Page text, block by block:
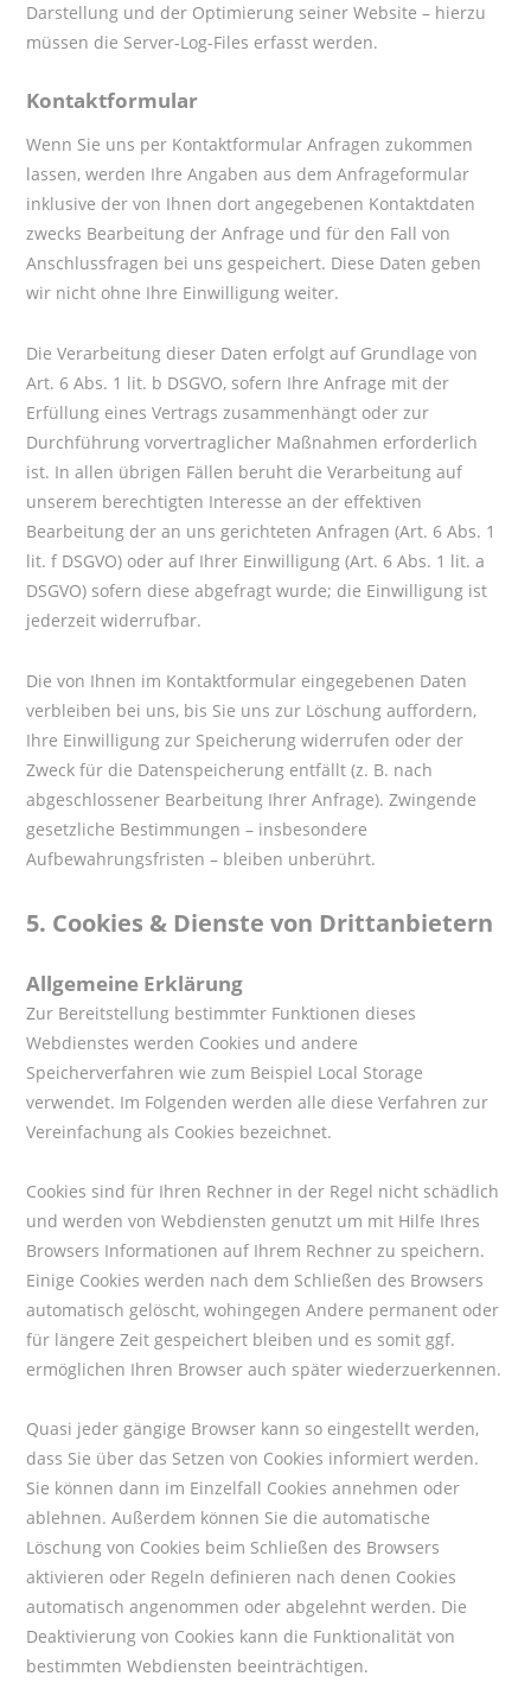
Darstellung und der Optimierung seiner Website – hierzu
müssen die Server-Log-Files erfasst werden.
Kontaktformular
Wenn Sie uns per Kontaktformular Anfragen zukommen
lassen, werden Ihre Angaben aus dem Anfrageformular
inklusive der von Ihnen dort angegebenen Kontaktdaten
zwecks Bearbeitung der Anfrage und für den Fall von
Anschlussfragen bei uns gespeichert. Diese Daten geben
wir nicht ohne Ihre Einwilligung weiter.
Die Verarbeitung dieser Daten erfolgt auf Grundlage von
Art. 6 Abs. 1 lit. b DSGVO, sofern Ihre Anfrage mit der
Erfüllung eines Vertrags zusammenhängt oder zur
Durchführung vorvertraglicher Maßnahmen erforderlich
ist. In allen übrigen Fällen beruht die Verarbeitung auf
unserem berechtigten Interesse an der effektiven
Bearbeitung der an uns gerichteten Anfragen (Art. 6 Abs. 1
lit. f DSGVO) oder auf Ihrer Einwilligung (Art. 6 Abs. 1 lit. a
DSGVO) sofern diese abgefragt wurde; die Einwilligung ist
jederzeit widerrufbar.
Die von Ihnen im Kontaktformular eingegebenen Daten
verbleiben bei uns, bis Sie uns zur Löschung auffordern,
Ihre Einwilligung zur Speicherung widerrufen oder der
Zweck für die Datenspeicherung entfällt (z. B. nach
abgeschlossener Bearbeitung Ihrer Anfrage). Zwingende
gesetzliche Bestimmungen – insbesondere
Aufbewahrungsfristen – bleiben unberührt.
5. Cookies & Dienste von Drittanbietern
Allgemeine Erklärung
Zur Bereitstellung bestimmter Funktionen dieses
Webdienstes werden Cookies und andere
Speicherverfahren wie zum Beispiel Local Storage
verwendet. Im Folgenden werden alle diese Verfahren zur
Vereinfachung als Cookies bezeichnet.
Cookies sind für Ihren Rechner in der Regel nicht schädlich
und werden von Webdiensten genutzt um mit Hilfe Ihres
Browsers Informationen auf Ihrem Rechner zu speichern.
Einige Cookies werden nach dem Schließen des Browsers
automatisch gelöscht, wohingegen Andere permanent oder
für längere Zeit gespeichert bleiben und es somit ggf.
ermöglichen Ihren Browser auch später wiederzuerkennen.
Quasi jeder gängige Browser kann so eingestellt werden,
dass Sie über das Setzen von Cookies informiert werden.
Sie können dann im Einzelfall Cookies annehmen oder
ablehnen. Außerdem können Sie die automatische
Löschung von Cookies beim Schließen des Browsers
aktivieren oder Regeln definieren nach denen Cookies
automatisch angenommen oder abgelehnt werden. Die
Deaktivierung von Cookies kann die Funktionalität von
bestimmten Webdiensten beeinträchtigen.